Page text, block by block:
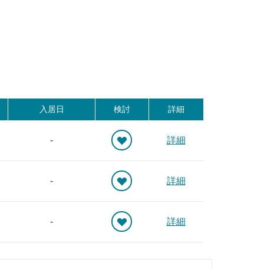
入居日 検討 詳細
- 詳細
- 詳細
- 詳細